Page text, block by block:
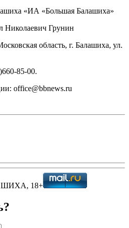
«ИА «Большая Балашиха»
Николаевич Грунин
область, г. Балашиха, ул.
85-00.
office@bbnews.ru
18+